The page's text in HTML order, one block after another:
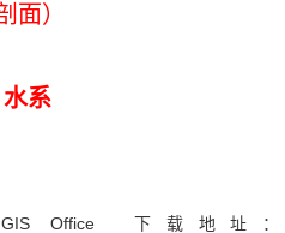
面）
系
Office 下载地址：